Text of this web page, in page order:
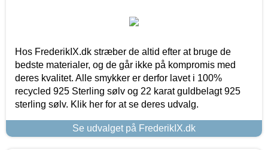
Hos FrederikIX.dk stræber de altid efter at bruge de
bedste materialer, og de går ikke på kompromis med
deres kvalitet. Alle smykker er derfor lavet i 100%
recycled 925 Sterling sølv og 22 karat guldbelagt 925
sterling sølv. Klik her for at se deres udvalg.
Se udvalget på FrederikIX.dk